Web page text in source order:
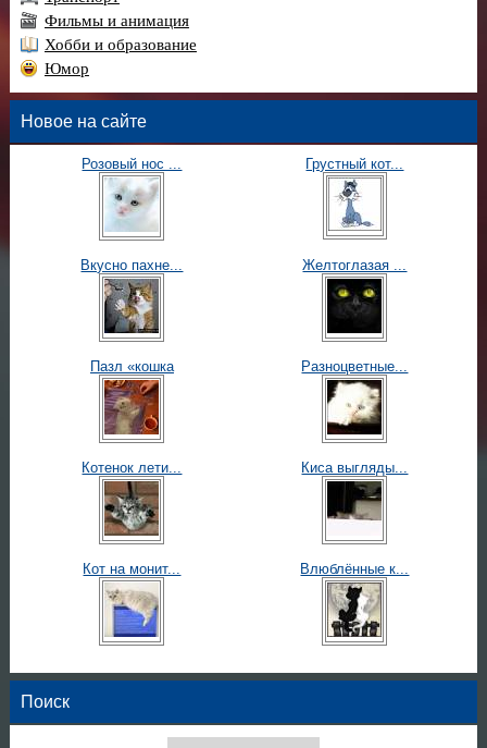
Фильмы и анимация
Хобби и образование
Юмор
Новое на сайте
Розовый нос ... Грустный кот...
Вкусно пахне... Желтоглазая ...
Пазл «кошка Разноцветные...
Котенок лети... Киса выгляды...
Кот на монит... Влюблённые к...
Поиск